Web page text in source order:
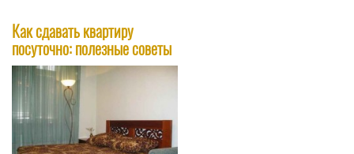
Как сдавать квартиру
посуточно: полезные советы